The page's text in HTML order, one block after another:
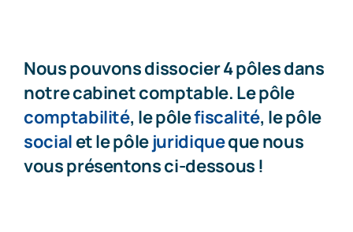
Nous pouvons dissocier 4 pôles dans
notre cabinet comptable. Le pôle
comptabilité, le pôlefiscalité, le pôle
social et le pôle juridiqueque nous
vous présentons ci-dessous !